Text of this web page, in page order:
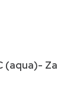
(aqua)- Za